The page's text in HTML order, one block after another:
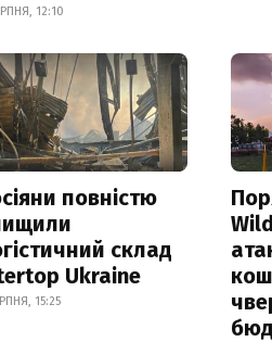
12:10
повністю
склад
Ukraine
15:25